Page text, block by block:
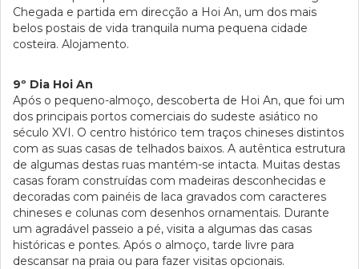
Chegada e partida em direcção a Hoi An, um dos mais
belos postais de vida tranquila numa pequena cidade
costeira. Alojamento.
9º Dia Hoi An
Após o pequeno-almoço, descoberta de Hoi An, que foi um
dos principais portos comerciais do sudeste asiático no
século XVI. O centro histórico tem traços chineses distintos
com as suas casas de telhados baixos. A autêntica estrutura
de algumas destas ruas mantém-se intacta. Muitas destas
casas foram construídas com madeiras desconhecidas e
decoradas com painéis de laca gravados com caracteres
chineses e colunas com desenhos ornamentais. Durante
um agradável passeio a pé, visita a algumas das casas
históricas e pontes. Após o almoço, tarde livre para
descansar na praia ou para fazer visitas opcionais.